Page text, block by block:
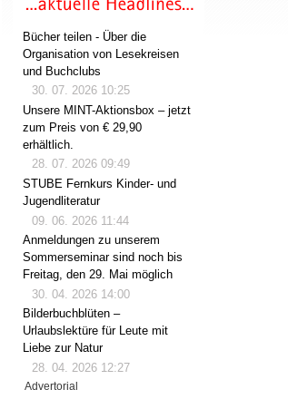
Bücher teilen - Über die
Organisation von Lesekreisen
und Buchclubs
30. 07. 2026 10:25
Unsere MINT-Aktionsbox – jetzt
zum Preis von € 29,90
erhältlich.
28. 07. 2026 09:49
STUBE Fernkurs Kinder- und
Jugendliteratur
09. 06. 2026 11:44
Anmeldungen zu unserem
Sommerseminar sind noch bis
Freitag, den 29. Mai möglich
30. 04. 2026 14:00
Bilderbuchblüten –
Urlaubslektüre für Leute mit
Liebe zur Natur
28. 04. 2026 12:27
Advertorial